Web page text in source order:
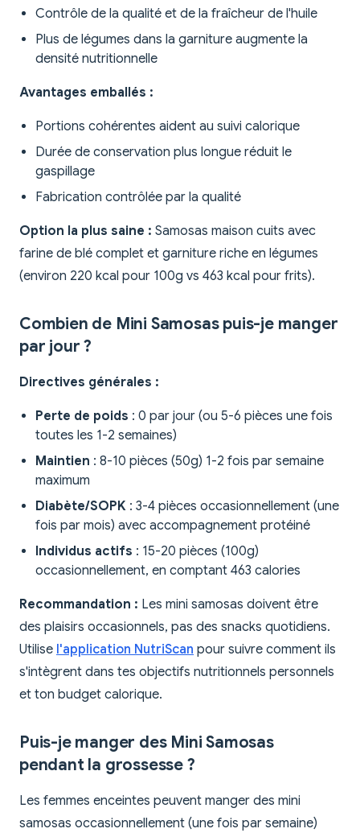
Contrôle de la qualité et de la fraîcheur de l'huile
Plus de légumes dans la garniture augmente la
densité nutritionnelle
Avantages emballés :
Portions cohérentes aident au suivi calorique
Durée de conservation plus longue réduit le
gaspillage
Fabrication contrôlée par la qualité
Option la plus saine : Samosas maison cuits avec
farine de blé complet et garniture riche en légumes
(environ 220 kcal pour 100g vs 463 kcal pour frits).
Combien de Mini Samosas puis-je manger
par jour ?
Directives générales :
Perte de poids : 0 par jour (ou 5-6 pièces une fois
toutes les 1-2 semaines)
Maintien : 8-10 pièces (50g) 1-2 fois par semaine
maximum
Diabète/SOPK : 3-4 pièces occasionnellement (une
fois par mois) avec accompagnement protéiné
Individus actifs : 15-20 pièces (100g)
occasionnellement, en comptant 463 calories
Recommandation : Les mini samosas doivent être
des plaisirs occasionnels, pas des snacks quotidiens.
Utilise l'application NutriScan pour suivre comment ils
s'intègrent dans tes objectifs nutritionnels personnels
et ton budget calorique.
Puis-je manger des Mini Samosas
pendant la grossesse ?
Les femmes enceintes peuvent manger des mini
samosas occasionnellement (une fois par semaine)